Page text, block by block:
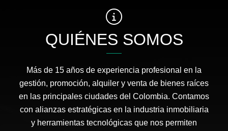
QUIÉNES SOMOS
Más de 15 años de experiencia profesional en la
gestión, promoción, alquiler y venta de bienes raíces
en las principales ciudades del Colombia. Contamos
con alianzas estratégicas en la industria inmobiliaria
y herramientas tecnológicas que nos permiten